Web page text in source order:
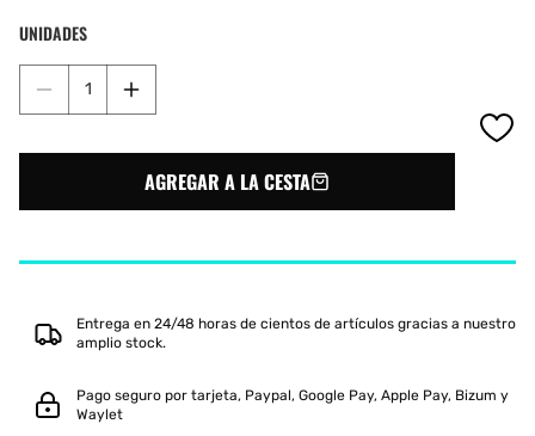
UNIDADES
Reducir
cantidad
AT10
Aumentar
cantidad
NOX
AT10
AGREGAR A LA CESTA
Entrega en 24/48 horas de cientos de artículos gracias a nuestro
amplio stock.
Pago seguro por tarjeta, Paypal, Google Pay, Apple Pay, Bizum y
Waylet